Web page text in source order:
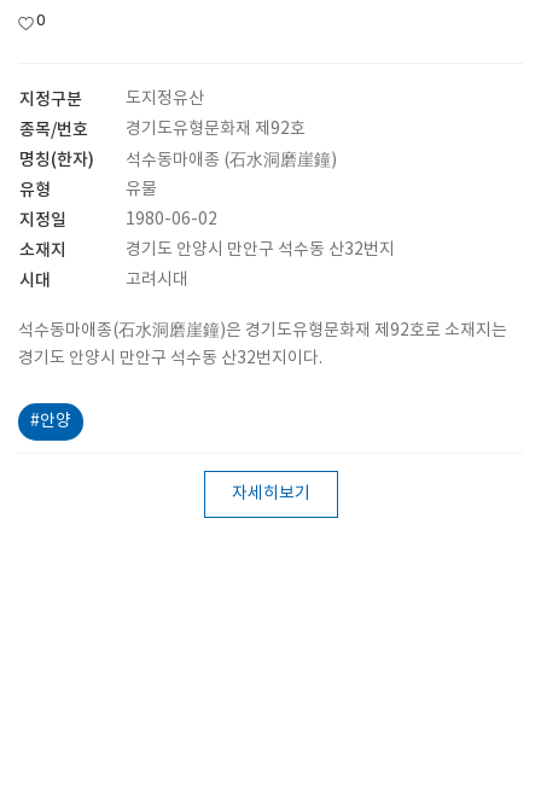
0
지정구분 도지정유산
종목/번호 경기도유형문화재 제92호
명칭(한자) 석수동마애종 (石水洞磨崖鐘)
유형 유물
지정일 1980-06-02
소재지 경기도 안양시 만안구 석수동 산32번지
시대 고려시대
석수동마애종(石水洞磨崖鐘)은 경기도유형문화재 제92호로 소재지는
경기도 안양시 만안구 석수동 산32번지이다.
#안양
자세히보기